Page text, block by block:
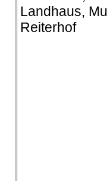
Landhaus,
Reiterhof